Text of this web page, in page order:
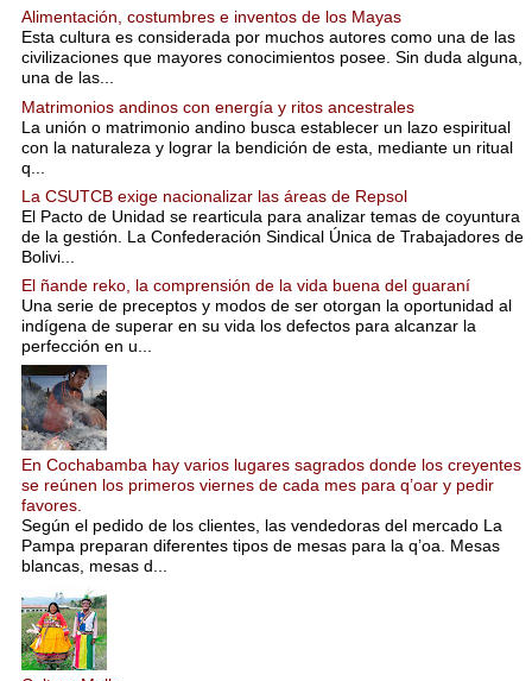
Alimentación, costumbres e inventos de los Mayas
Esta cultura es considerada por muchos autores como una de las
civilizaciones que mayores conocimientos posee. Sin duda alguna,
una de las...
Matrimonios andinos con energía y ritos ancestrales
La unión o matrimonio andino busca establecer un lazo espiritual
con la naturaleza y lograr la bendición de esta, mediante un ritual
q...
La CSUTCB exige nacionalizar las áreas de Repsol
El Pacto de Unidad se rearticula para analizar temas de coyuntura
de la gestión. La Confederación Sindical Única de Trabajadores de
Bolivi...
El ñande reko, la comprensión de la vida buena del guaraní
Una serie de preceptos y modos de ser otorgan la oportunidad al
indígena de superar en su vida los defectos para alcanzar la
perfección en u...
En Cochabamba hay varios lugares sagrados donde los creyentes
se reúnen los primeros viernes de cada mes para q’oar y pedir
favores.
Según el pedido de los clientes, las vendedoras del mercado La
Pampa preparan diferentes tipos de mesas para la q’oa. Mesas
blancas, mesas d...